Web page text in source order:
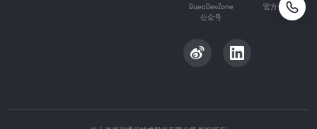
QuecDevZone
公众号
官方公众号